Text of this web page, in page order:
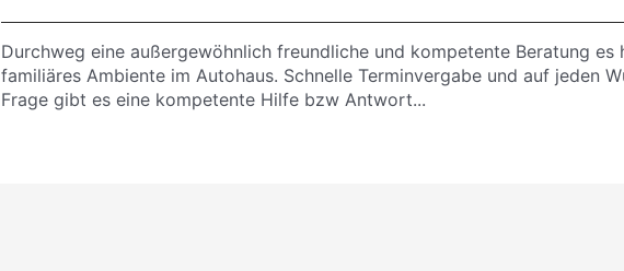
Durchweg eine außergewöhnlich freundliche und kompetente Beratung es
familiäres Ambiente im Autohaus. Schnelle Terminvergabe und auf jeden
Frage gibt es eine kompetente Hilfe bzw Antwort...